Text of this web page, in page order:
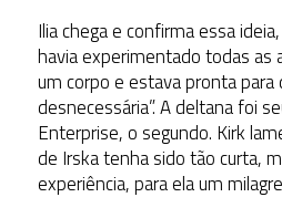
Ilia chega e confirma essa
havia experimentado todas as
um corpo e estava pronta para
desnecessária”. A deltana foi
Enterprise, o segundo. Kirk
de Irska tenha sido tão curta,
experiência, para ela um